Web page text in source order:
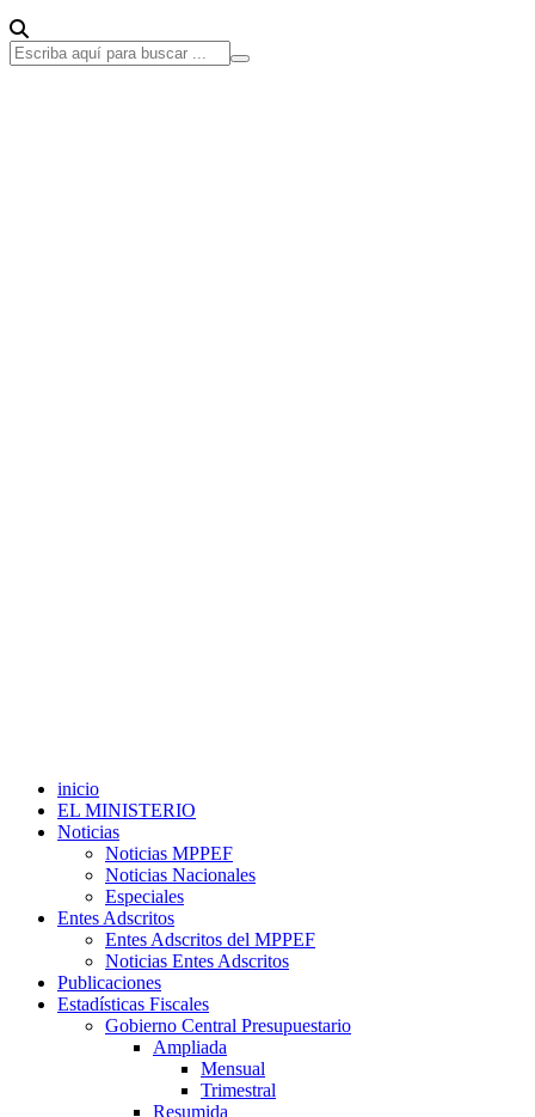
inicio
EL MINISTERIO
Noticias
Noticias MPPEF
Noticias Nacionales
Especiales
Entes Adscritos
Entes Adscritos del MPPEF
Noticias Entes Adscritos
Publicaciones
Estadísticas Fiscales
Gobierno Central Presupuestario
Ampliada
Mensual
Trimestral
Resumida